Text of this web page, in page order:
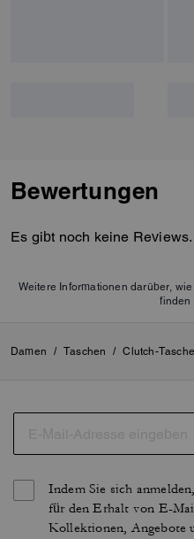
Bewertungen
Es gibt noch keine Reviews.
Weitere Informationen darüber,
finden
Damen / Taschen / Clutch-
Indem Sie sich
für den Erhalt von E-
Kollektionen, Angebote